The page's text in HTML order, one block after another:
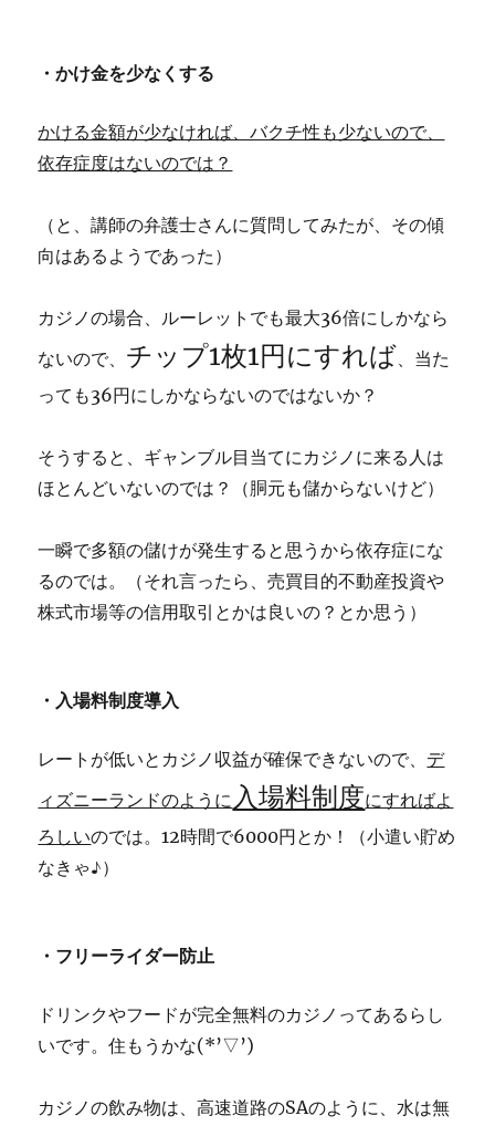
・かけ金を少なくする
かける金額が少なければ、バクチ性も少ないので、
依存症度はないのでは？
（と、講師の弁護士さんに質問してみたが、その傾
向はあるようであった）
カジノの場合、ルーレットでも最大36倍にしかなら
ないので、 チップ1枚1円にすれば、当た
っても36円にしかならないのではないか？
そうすると、ギャンブル目当てにカジノに来る人は
ほとんどいないのでは？（胴元も儲からないけど）
一瞬で多額の儲けが発生すると思うから依存症にな
るのでは。（それ言ったら、売買目的不動産投資や
株式市場等の信用取引とかは良いの？とか思う）
・入場料制度導入
レートが低いとカジノ収益が確保できないので、 デ
ィズニーランドのように 入場料制度にすればよ
ろしいのでは。12時間で6000円とか！（小遣い貯め
なきゃ♪）
・フリーライダー防止
ドリンクやフードが完全無料のカジノってあるらし
いです。住もうかな(*’▽’)
カジノの飲み物は、高速道路のSAのように、水は無